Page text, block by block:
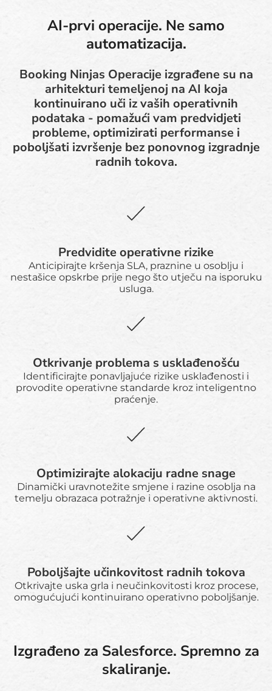
AI-prvi operacije. Ne samo
automatizacija.
Booking Ninjas Operacije izgrađene su na
arhitekturi temeljenoj na AI koja
kontinuirano uči iz vaših operativnih
podataka - pomažući vam predvidjeti
probleme, optimizirati performanse i
poboljšati izvršenje bez ponovnog izgradnje
radnih tokova.
Predvidite operativne rizike
Anticipirajte kršenja SLA, praznine u osoblju i
nestašice opskrbe prije nego što utječu na isporuku
usluga.
Otkrivanje problema s usklađenošću
Identificirajte ponavljajuće rizike usklađenosti i
provodite operativne standarde kroz inteligentno
praćenje.
Optimizirajte alokaciju radne snage
Dinamički uravnotežite smjene i razine osoblja na
temelju obrazaca potražnje i operativne aktivnosti.
Poboljšajte učinkovitost radnih tokova
Otkrivajte uska grla i neučinkovitosti kroz procese,
omogućujući kontinuirano operativno poboljšanje.
Izgrađeno za Salesforce. Spremno za
skaliranje.